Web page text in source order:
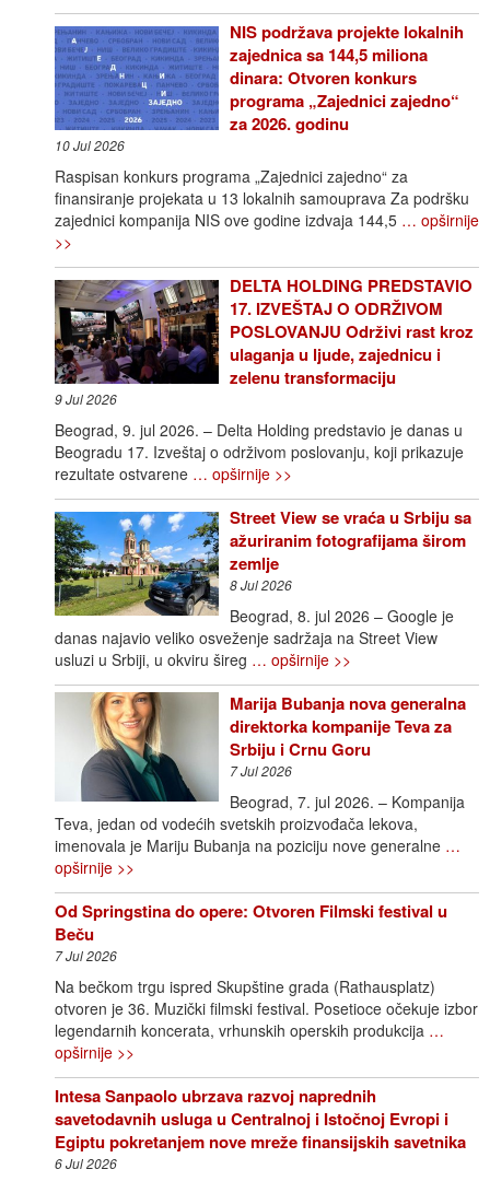
NIS podržava projekte lokalnih
zajednica sa 144,5 miliona
dinara: Otvoren konkurs
programa „Zajednici zajedno“
za 2026. godinu
10 Jul 2026
Raspisan konkurs programa „Zajednici zajedno“ za
finansiranje projekata u 13 lokalnih samouprava Za podršku
zajednici kompanija NIS ove godine izdvaja 144,5 … opširnije
>>
DELTA HOLDING PREDSTAVIO
17. IZVEŠTAJ O ODRŽIVOM
POSLOVANJU Održivi rast kroz
ulaganja u ljude, zajednicu i
zelenu transformaciju
9 Jul 2026
Beograd, 9. jul 2026. – Delta Holding predstavio je danas u
Beogradu 17. Izveštaj o održivom poslovanju, koji prikazuje
rezultate ostvarene … opširnije >>
Street View se vraća u Srbiju sa
ažuriranim fotografijama širom
zemlje
8 Jul 2026
Beograd, 8. jul 2026 – Google je
danas najavio veliko osveženje sadržaja na Street View
usluzi u Srbiji, u okviru šireg … opširnije >>
Marija Bubanja nova generalna
direktorka kompanije Teva za
Srbiju i Crnu Goru
7 Jul 2026
Beograd, 7. jul 2026. – Kompanija
Teva, jedan od vodećih svetskih proizvođača lekova,
imenovala je Mariju Bubanja na poziciju nove generalne …
opširnije >>
Od Springstina do opere: Otvoren Filmski festival u
Beču
7 Jul 2026
Na bečkom trgu ispred Skupštine grada (Rathausplatz)
otvoren je 36. Muzički filmski festival. Posetioce očekuje izbor
legendarnih koncerata, vrhunskih operskih produkcija …
opširnije >>
Intesa Sanpaolo ubrzava razvoj naprednih
savetodavnih usluga u Centralnoj i Istočnoj Evropi i
Egiptu pokretanjem nove mreže finansijskih savetnika
6 Jul 2026